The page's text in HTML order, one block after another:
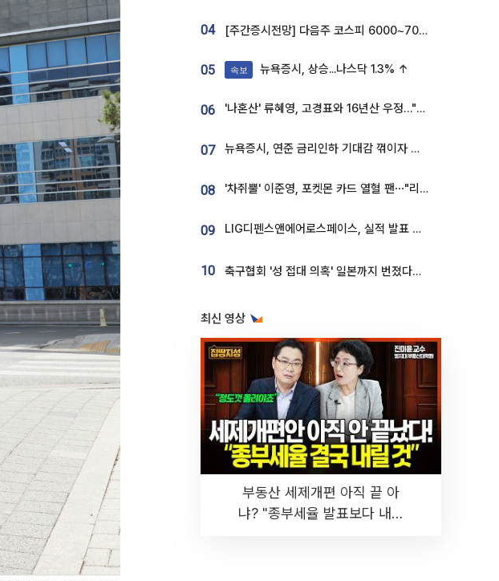
04 [주간증시전망] 다음주 코스피 6000~7000⋯“外人 수급은 정책이 변수”
05 속보 뉴욕증시, 상승...나스닥 1.3% ↑
06 '나혼산' 류혜영, 고경표와 16년산 우정…"자취방서 부모님과 마주쳐"
07 뉴욕증시, 연준 금리인하 기대감 꺾이자 상승...S&P500 사상 최고치 [종합]
08 '차쥐뿔' 이준영, 포켓몬 카드 열혈 팬⋯"리셀러 처단할 것"
09 LIG디펜스앤에어로스페이스, 실적 발표 후 급락→반등⋯증권가 “28년까지 튼튼”
10 축구협회 '성 접대 의혹' 일본까지 번졌다…日 심판 실명 공개
최신 영상
부동산 세제개편 아직 끝 아
냐? "종부세율 발표보다 내릴